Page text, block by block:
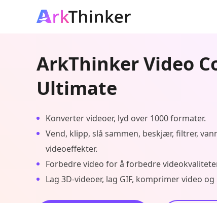
ArkThinker Video
Ultimate
Konverter videoer, lyd over 1000 formater.
Vend, klipp, slå sammen, beskjær, filtrer,
videoeffekter.
Forbedre video for å forbedre
Lag 3D-videoer, lag GIF, komprimer video